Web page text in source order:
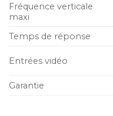
Fréquence verticale
maxi
Temps de réponse
Entrées vidéo
Garantie